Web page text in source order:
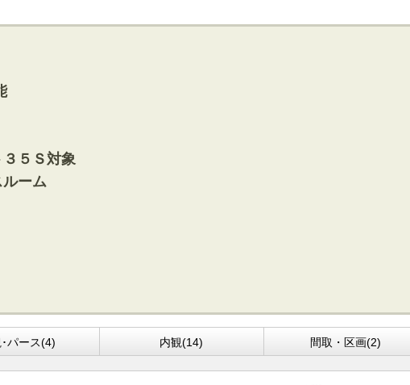
３５Ｓ対象
ルーム
パース(4) 内観(14) 間取・区画(2)